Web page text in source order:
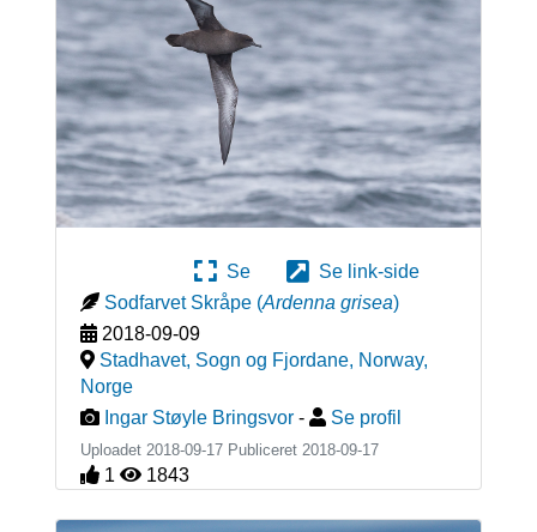
Se
Se link-side
Sodfarvet Skråpe (Ardenna grisea)
2018-09-09
Stadhavet, Sogn og Fjordane, Norway,
Norge
Ingar Støyle Bringsvor - Se profil
Uploadet 2018-09-17 Publiceret 2018-09-17
1 1843